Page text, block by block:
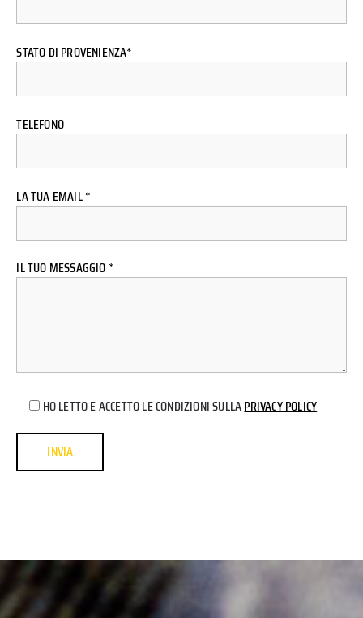
STATO DI PROVENIENZA*
TELEFONO
LA TUA EMAIL *
IL TUO MESSAGGIO *
HO LETTO E ACCETTO LE CONDIZIONI SULLAPRIVACY POLICY